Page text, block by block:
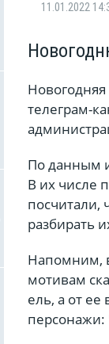
11.01.2022
телеграм-
По данным
В их числе
посчитали,
разбирать
Напомним,
мотивам
ель, а от